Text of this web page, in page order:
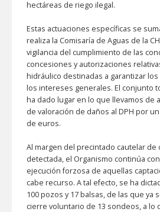
hectáreas de riego ilegal.
Estas actuaciones específicas se
realiza la Comisaría de Aguas de la
vigilancia del cumplimiento de las
concesiones y autorizaciones
hidráulico destinadas a garantizar
los intereses generales. El conjunto
ha dado lugar en lo que llevamos de
de valoración de daños al DPH por
de euros.
Al margen del precintado cautelar de
detectada, el Organismo continúa
ejecución forzosa de aquellas
cabe recurso. A tal efecto, se ha
100 pozos y 17 balsas, de las que ya
cierre voluntario de 13 sondeos, a lo